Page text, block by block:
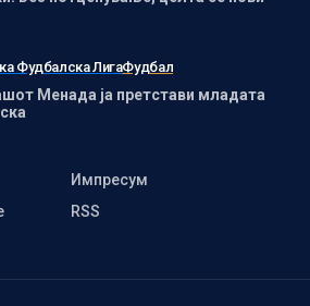
Фудбалска ЛигаФудбал
Менада ја претстави младата
Импресум
RSS